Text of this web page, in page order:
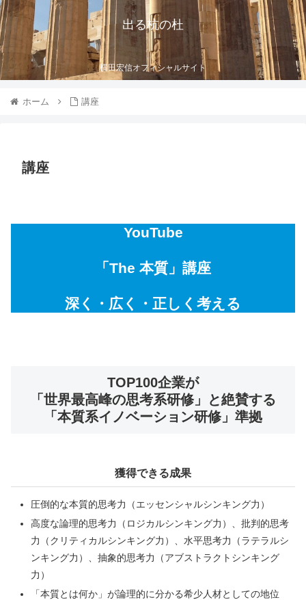
出る杭の杜
横田宏信オフィシャルサイト
ホーム 講座
講座
YouTube
「The 本質」講座
深く・広く・正しく考える
TOP100企業が
「世界最高峰の思考系研修」と絶賛する
「本質系イノベーション研修」準拠
獲得できる成果
圧倒的な本質的思考力（エッセンシャルシンキング力）
高度な論理的思考力（ロジカルシンキング力）、批判的思考
力（クリティカルシンキング力）、水平思考力（ラテラルシ
ンキング力）、抽象的思考力（アブストラクトシンキング
力）
「本質とは何か」が論理的に分かる希少人材としての地位